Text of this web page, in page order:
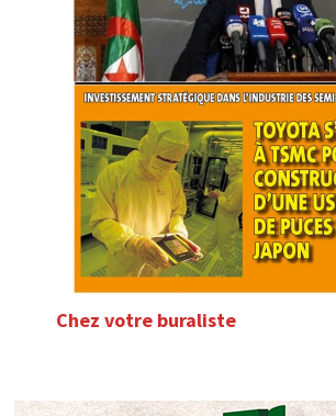
Chez votre buraliste